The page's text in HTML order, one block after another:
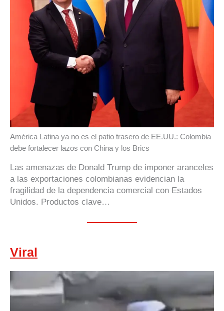
América Latina ya no es el patio trasero de EE.UU.: Colombia
debe fortalecer lazos con China y los Brics
Las amenazas de Donald Trump de imponer aranceles
a las exportaciones colombianas evidencian la
fragilidad de la dependencia comercial con Estados
Unidos. Productos clave…
Viral